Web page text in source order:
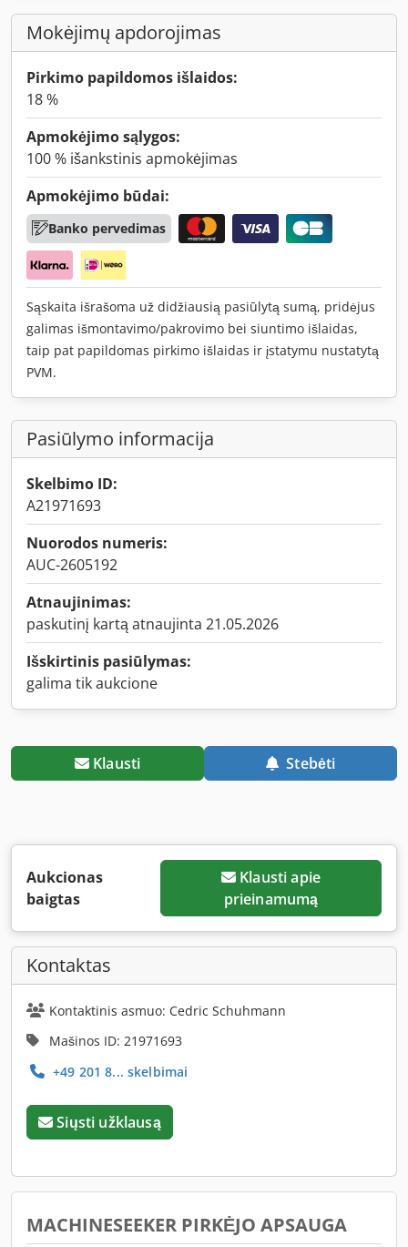
Mokėjimų apdorojimas
Pirkimo papildomos išlaidos:
18 %
Apmokėjimo sąlygos:
100 % išankstinis apmokėjimas
Apmokėjimo būdai:
Banko pervedimas
Sąskaita išrašoma už didžiausią pasiūlytą sumą, pridėjus
galimas išmontavimo/pakrovimo bei siuntimo išlaidas,
taip pat papildomas pirkimo išlaidas ir įstatymu nustatytą
PVM.
Pasiūlymo informacija
Skelbimo ID:
A21971693
Nuorodos numeris:
AUC-2605192
Atnaujinimas:
paskutinį kartą atnaujinta 21.05.2026
Išskirtinis pasiūlymas:
galima tik aukcione
Klausti Stebėti
Aukcionas
baigtas
Klausti apie
prieinamumą
Kontaktas
Kontaktinis asmuo: Cedric Schuhmann
Mašinos ID: 21971693
+49 201 8... skelbimai
Siųsti užklausą
MACHINESEEKER PIRKĖJO APSAUGA